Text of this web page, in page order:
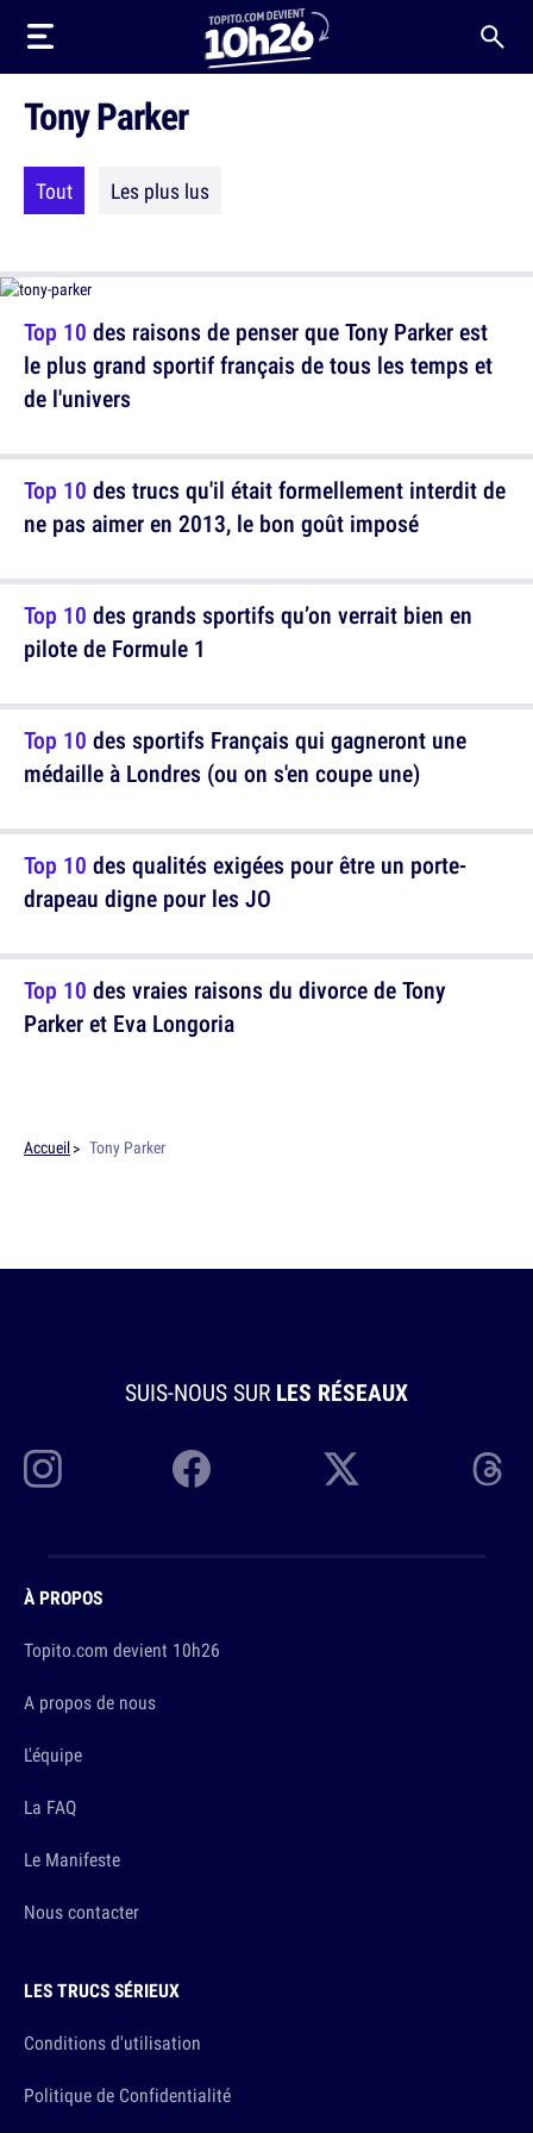
Tony Parker
Tout Les plus lus
Top 10 des raisons de penser que Tony Parker est
le plus grand sportif français de tous les temps et
de l'univers
Top 10 des trucs qu'il était formellement interdit de
ne pas aimer en 2013, le bon goût imposé
Top 10 des sportifs Français qui gagneront une
médaille à Londres (ou on s'en coupe une)
Top 10 des vraies raisons du divorce de Tony
Parker et Eva Longoria
Top 10 des grands sportifs qu’on verrait bien en
pilote de Formule 1
Top 10 des qualités exigées pour être un porte-
drapeau digne pour les JO
Accueil Tony Parker
SUIS-NOUS SUR LES RÉSEAUX
À PROPOS
Topito.com devient 10h26
A propos de nous
L'équipe
La FAQ
Le Manifeste
Nous contacter
LES TRUCS SÉRIEUX
Conditions d'utilisation
Politique de Confidentialité